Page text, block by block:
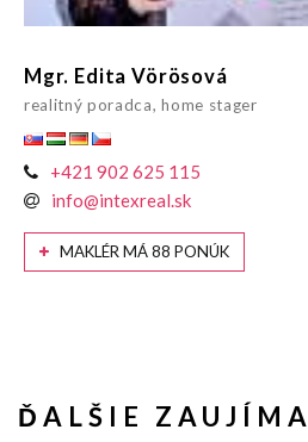
Mgr. Edita Vörösová
realitný poradca, home stager
+421 902 625 115
info@intexreal.sk
MAKLÉR MÁ 88 PONÚK
ĎALŠIE